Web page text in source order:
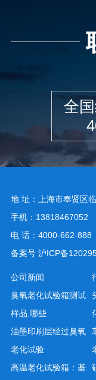
全
地 址：上海市奉贤区
手机：13818467052
电 话：4000-662-888
备案号 沪ICP备
公司新闻
臭氧老化试验箱测试
样品,哪些
油墨印刷层经过臭氧
老化试验
高温老化试验箱：基